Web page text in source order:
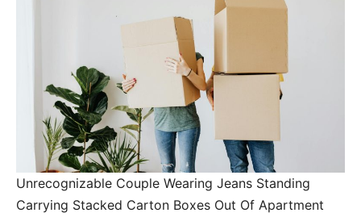
Unrecognizable Couple Wearing Jeans Standing
Carrying Stacked Carton Boxes Out Of Apartment